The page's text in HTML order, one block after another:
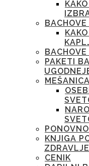
PAKETI
KNJIGA
CENIK